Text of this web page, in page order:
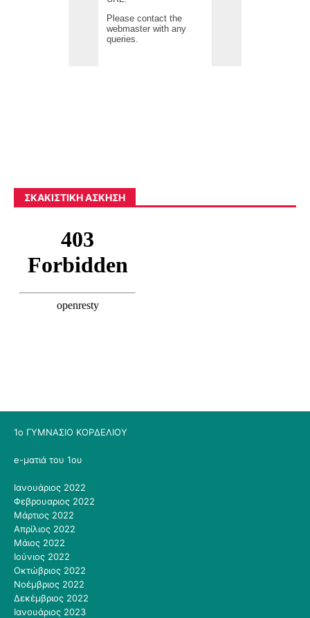
ΣΚΑΚΙΣΤΙΚΉ ΆΣΚΗΣΗ
1ο ΓΥΜΝΑΣΙΟ ΚΟΡΔΕΛΙΟΥ
e-ματιά του 1ου
Ιανουάριος 2022
Φεβρουαριος 2022
Μάρτιος 2022
Απρίλιος 2022
Μάιος 2022
Ιούνιος 2022
Οκτώβριος 2022
Νοέμβριος 2022
Δεκέμβριος 2022
Ιανουάριος 2023